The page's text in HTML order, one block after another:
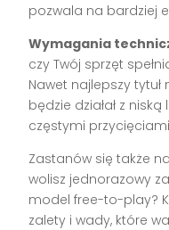
pozwala na bardziej
Wymagania
czy Twój sprzęt
Nawet najlepszy tytuł
będzie działał z
częstymi
Zastanów się także
wolisz jednorazowy
model free-to-play?
zalety i wady, które